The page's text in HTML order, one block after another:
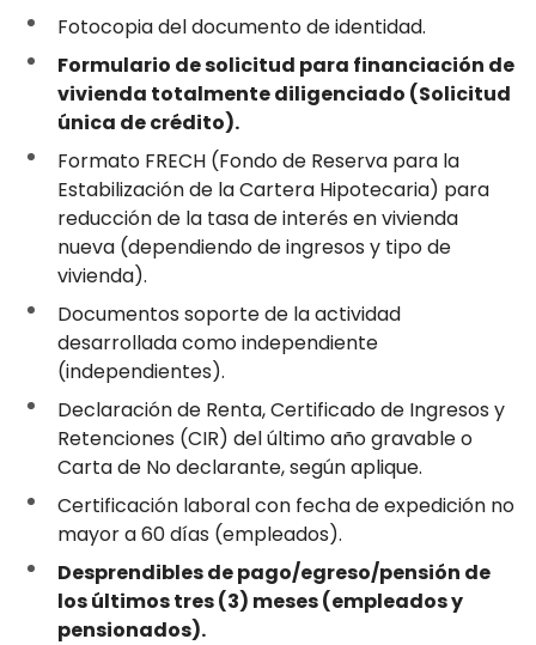
Fotocopia del documento de identidad.
Formulario de solicitud para financiación de
vivienda totalmente diligenciado (Solicitud
única de crédito).
Formato FRECH (Fondo de Reserva para la
Estabilización de la Cartera Hipotecaria) para
reducción de la tasa de interés en vivienda
nueva (dependiendo de ingresos y tipo de
vivienda).
Documentos soporte de la actividad
desarrollada como independiente
(independientes).
Declaración de Renta, Certificado de Ingresos y
Retenciones (CIR) del último año gravable o
Carta de No declarante, según aplique.
Certificación laboral con fecha de expedición no
mayor a 60 días (empleados).
Desprendibles de pago/egreso/pensión de
los últimos tres (3) meses (empleados y
pensionados).